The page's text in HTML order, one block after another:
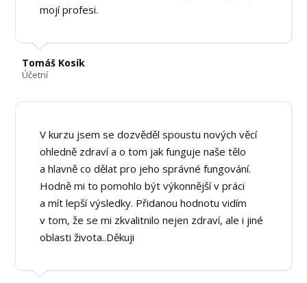
mojí profesi.
Tomáš Kosík
Účetní
V kurzu jsem se dozvěděl spoustu nových věcí
ohledně zdraví a o tom jak funguje naše tělo
a hlavně co dělat pro jeho správné fungování.
Hodně mi to pomohlo být výkonnější v práci
a mít lepší výsledky. Přidanou hodnotu vidím
v tom, že se mi zkvalitnilo nejen zdraví, ale i jiné
oblasti života..Děkuji